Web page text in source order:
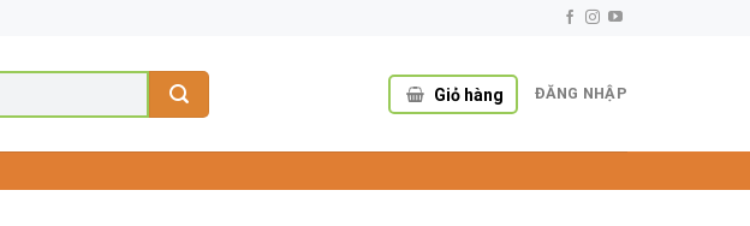
Giỏ hàng ĐĂNG NHẬP